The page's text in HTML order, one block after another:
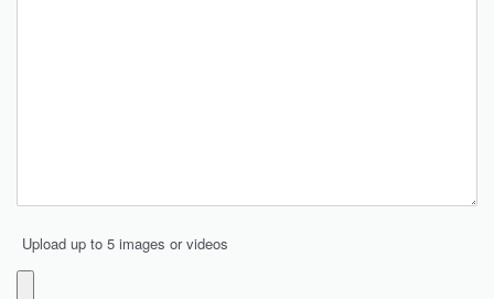
Upload up to 5 images or videos